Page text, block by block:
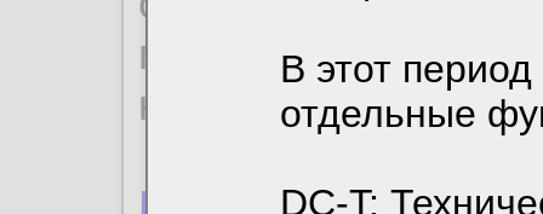
В этот
отдельные
DC-T:
пользовательским